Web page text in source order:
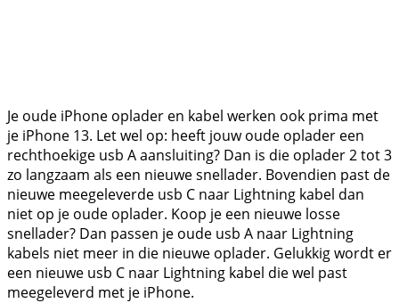
Je oude iPhone oplader en kabel werken ook prima met
je iPhone 13. Let wel op: heeft jouw oude oplader een
rechthoekige usb A aansluiting? Dan is die oplader 2 tot 3
zo langzaam als een nieuwe snellader. Bovendien past de
nieuwe meegeleverde usb C naar Lightning kabel dan
niet op je oude oplader. Koop je een nieuwe losse
snellader? Dan passen je oude usb A naar Lightning
kabels niet meer in die nieuwe oplader. Gelukkig wordt er
een nieuwe usb C naar Lightning kabel die wel past
meegeleverd met je iPhone.